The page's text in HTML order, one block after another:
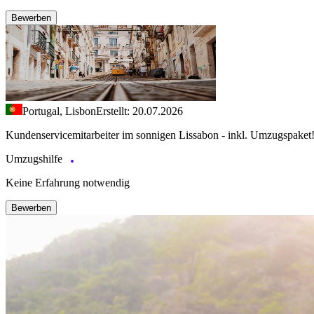
Bewerben
Portugal, LisbonErstellt: 20.07.2026
Kundenservicemitarbeiter im sonnigen Lissabon - inkl. Umzugspaket!
Umzugshilfe
Keine Erfahrung notwendig
Bewerben